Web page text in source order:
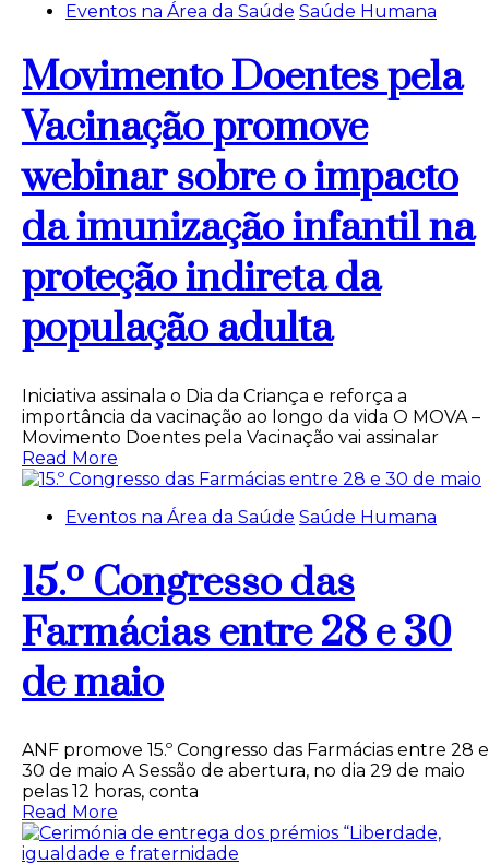
Eventos na Área da Saúde Saúde Humana
Movimento Doentes pela
Vacinação promove
webinar sobre o impacto
da imunização infantil na
proteção indireta da
população adulta
Iniciativa assinala o Dia da Criança e reforça a
importância da vacinação ao longo da vida O MOVA –
Movimento Doentes pela Vacinação vai assinalar
Read More
Eventos na Área da Saúde Saúde Humana
15.º Congresso das
Farmácias entre 28 e 30
de maio
ANF promove 15.º Congresso das Farmácias entre 28 e
30 de maio A Sessão de abertura, no dia 29 de maio
pelas 12 horas, conta
Read More